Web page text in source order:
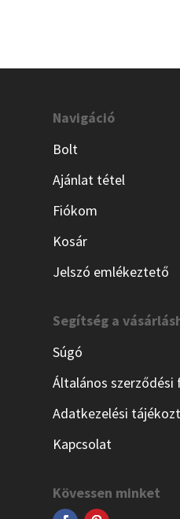
Navigáció
Bolt
Ajánlat tétel
Fiókom
Kosár
Jelszó emlékeztető
Segítség a
Súgó
Általános
Adatkezelési
Kapcsolat
Kövessen minket